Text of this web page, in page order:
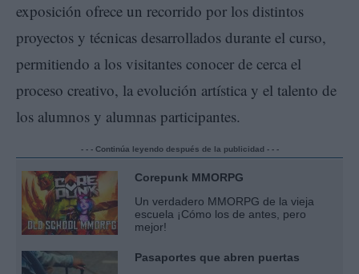
exposición ofrece un recorrido por los distintos
proyectos y técnicas desarrollados durante el curso,
permitiendo a los visitantes conocer de cerca el
proceso creativo, la evolución artística y el talento de
los alumnos y alumnas participantes.
- - - Continúa leyendo después de la publicidad - - -
Corepunk MMORPG
Un verdadero MMORPG de la vieja
escuela ¡Cómo los de antes, pero
mejor!
Pasaportes que abren puertas